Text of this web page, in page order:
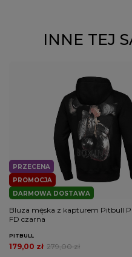
INNE TEJ
PROMOCJA
PRZECENA
DARMOWA DOSTAWA
Bluza męska z kapturem Pitbull
FD czarna
PITBULL
279,00 zł
179,00 zł